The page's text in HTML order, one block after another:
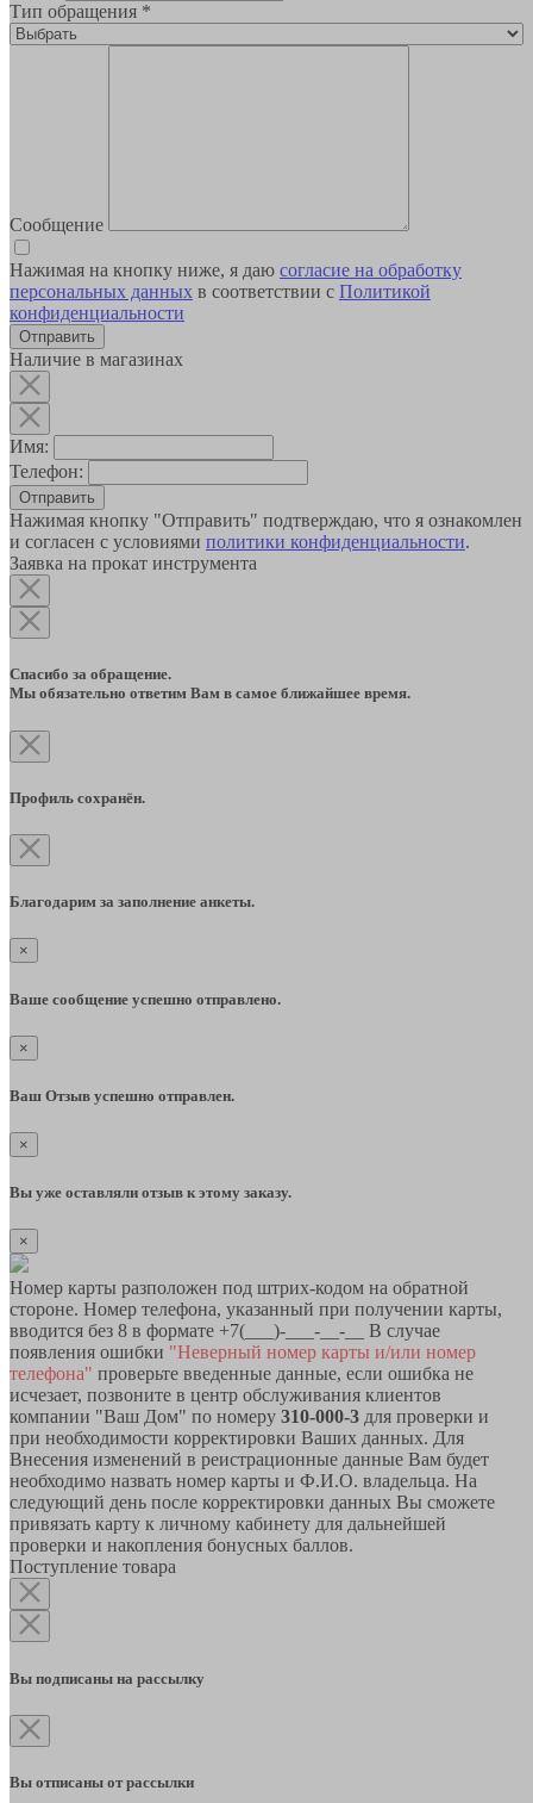
Тип обращения *
Сообщение
Нажимая на кнопку ниже, я даю согласие на обработку
персональных данных в соответствии с Политикой
конфиденциальности
Наличие в магазинах
Имя:
Телефон:
Отправить
Нажимая кнопку "Отправить" подтверждаю, что я ознакомлен
и согласен с условиями политики конфиденциальности.
Заявка на прокат инструмента
Спасибо за обращение.
Мы обязательно ответим Вам в самое ближайшее время.
Профиль сохранён.
Благодарим за заполнение анкеты.
×
Ваше сообщение успешно отправлено.
×
Ваш Отзыв успешно отправлен.
×
Вы уже оставляли отзыв к этому заказу.
×
Номер карты разположен под штрих-кодом на обратной
стороне. Номер телефона, указанный при получении карты,
вводится без 8 в формате +7(___)-___-__-__ В случае
появления ошибки "Неверный номер карты и/или номер
телефона" проверьте введенные данные, если ошибка не
исчезает, позвоните в центр обслуживания клиентов
компании "Ваш Дом" по номеру 310-000-3 для проверки и
при необходимости корректировки Ваших данных. Для
Внесения изменений в реистрационные данные Вам будет
необходимо назвать номер карты и Ф.И.О. владельца. На
следующий день после корректировки данных Вы сможете
привязать карту к личному кабинету для дальнейшей
проверки и накопления бонусных баллов.
Поступление товара
Вы подписаны на рассылку
Вы отписаны от рассылки